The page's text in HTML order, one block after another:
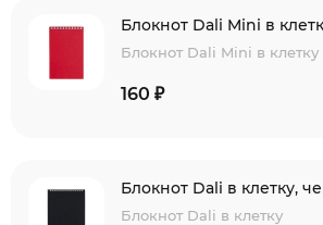
Блокнот Dali Mini в
Блокнот Dali Mini в клетку
160 ₽
Блокнот Dali в клетку,
Блокнот Dali в клетку